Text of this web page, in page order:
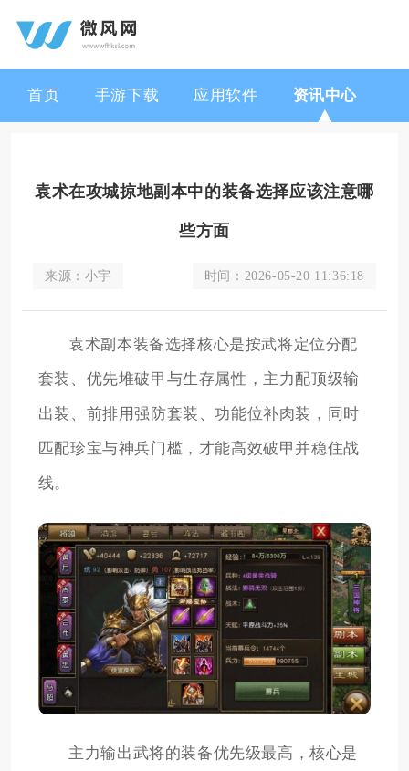
首页 手游下载 应用软件 资讯中心
袁术在攻城掠地副本中的装备选择应该注意哪
些方面
来源： 小宇 时间： 2026-05-20 11:36:18
袁术副本装备选择核心是按武将定位分配
套装、优先堆破甲与生存属性，主力配顶级输
出装、前排用强防套装、功能位补肉装，同时
匹配珍宝与神兵门槛，才能高效破甲并稳住战
线。
主力输出武将的装备优先级最高，核心是